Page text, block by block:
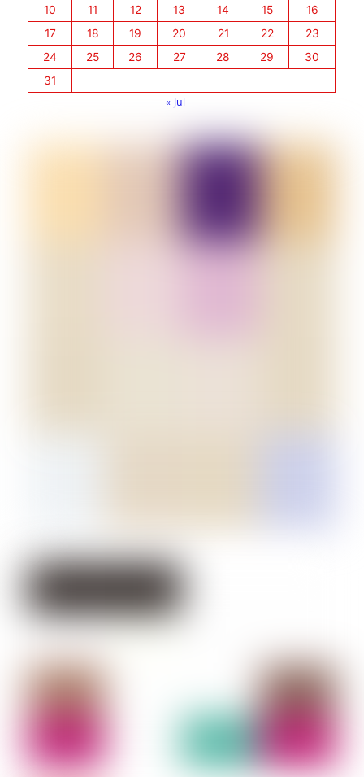
10
11 12 13 14 15
16
17
18 19 20 21 22
23
24
25 26 27 28 29
30
31
« Jul